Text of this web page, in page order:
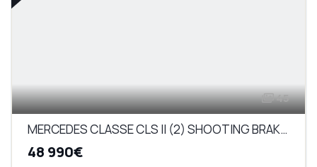
45
MERCEDES CLASSE CLS II (2) SHOOTING BRAKE 5.5 63 AMG S 4MATIC
48 990€